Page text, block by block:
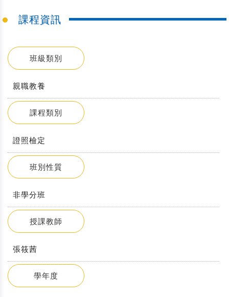
課程資訊
班級類別
親職教養
課程類別
證照檢定
班別性質
非學分班
授課教師
張筱茜
學年度